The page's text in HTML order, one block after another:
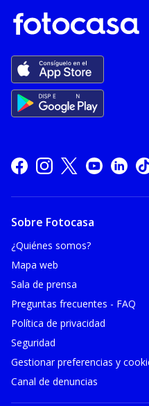
Sobre Fotocasa
¿Quiénes somos?
Mapa web
Sala de prensa
Preguntas frecuentes - FAQ
Política de privacidad
Seguridad
Gestionar preferencias y
Canal de denuncias